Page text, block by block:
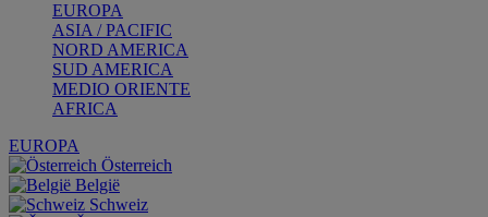
EUROPA
ASIA / PACIFIC
NORD AMERICA
SUD AMERICA
MEDIO ORIENTE
AFRICA
EUROPA
Österreich
België
Schweiz